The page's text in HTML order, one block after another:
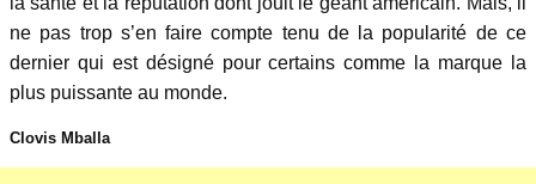
ne pas trop s’en faire compte tenu de la popularité de ce
dernier qui est désigné pour certains comme la marque la
plus puissante au monde.
Clovis Mballa